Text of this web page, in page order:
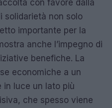
con favore dalla
solidarietà non solo
importante per la
anche l’impegno di
benefiche. La
economiche a un
in luce un lato più
che spesso viene